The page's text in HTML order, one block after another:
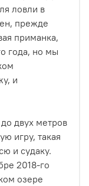
ловли в
прежде
приманка,
года, но мы
и
двух метров
игру, такая
и судаку.
2018-го
озере